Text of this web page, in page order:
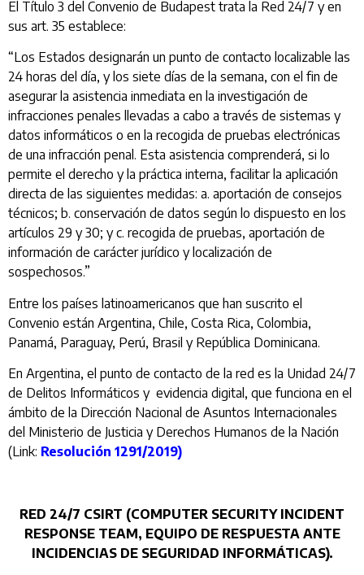
El Título 3 del Convenio de Budapest trata la Red 24/7 y en
sus art. 35 establece:
“Los Estados designarán un punto de contacto localizable las
24 horas del día, y los siete días de la semana, con el fin de
asegurar la asistencia inmediata en la investigación de
infracciones penales llevadas a cabo a través de sistemas y
datos informáticos o en la recogida de pruebas electrónicas
de una infracción penal. Esta asistencia comprenderá, si lo
permite el derecho y la práctica interna, facilitar la aplicación
directa de las siguientes medidas: a. aportación de consejos
técnicos; b. conservación de datos según lo dispuesto en los
artículos 29 y 30; y c. recogida de pruebas, aportación de
información de carácter jurídico y localización de
sospechosos.”
Entre los países latinoamericanos que han suscrito el
Convenio están Argentina, Chile, Costa Rica, Colombia,
Panamá, Paraguay, Perú, Brasil y República Dominicana.
En Argentina, el punto de contacto de la red es la Unidad 24/7
de Delitos Informáticos y evidencia digital, que funciona en el
ámbito de la Dirección Nacional de Asuntos Internacionales
del Ministerio de Justicia y Derechos Humanos de la Nación
(Link: Resolución 1291/2019)
RED 24/7 CSIRT (COMPUTER SECURITY INCIDENT
RESPONSE TEAM, EQUIPO DE RESPUESTA ANTE
INCIDENCIAS DE SEGURIDAD INFORMÁTICAS).